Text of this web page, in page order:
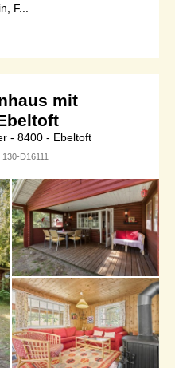
F...
mit
- 8400 - Ebeltoft
130-D16111